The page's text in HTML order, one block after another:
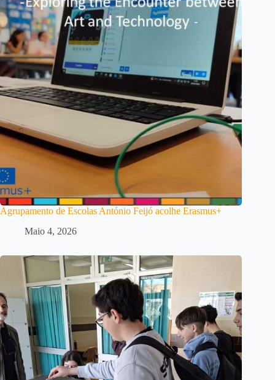
Agrupamento de Escolas António Feijó acolhe Erasmus+
Maio 4, 2026